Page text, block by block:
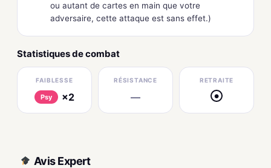
ou autant de cartes en main que votre
adversaire, cette attaque est sans effet.)
Statistiques de combat
FAIBLESSE
Psy ×2
RÉSISTANCE
—
RETRAITE
●
Avis Expert